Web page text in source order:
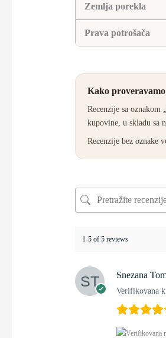
Zemlja porekla
Prava potrošača
Kako
Recenzije sa oznakom
kupovine, u skladu sa
Recenzije bez oznake
1-5 of 5 reviews
Snezana
Verifikovana